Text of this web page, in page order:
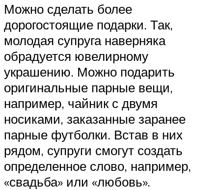
Можно сделать более
дорогостоящие подарки. Так,
молодая супруга наверняка
обрадуется ювелирному
украшению. Можно подарить
оригинальные парные вещи,
например, чайник с двумя
носиками, заказанные заранее
парные футболки. Встав в них
рядом, супруги смогут создать
определенное слово, например,
«свадьба» или «любовь».